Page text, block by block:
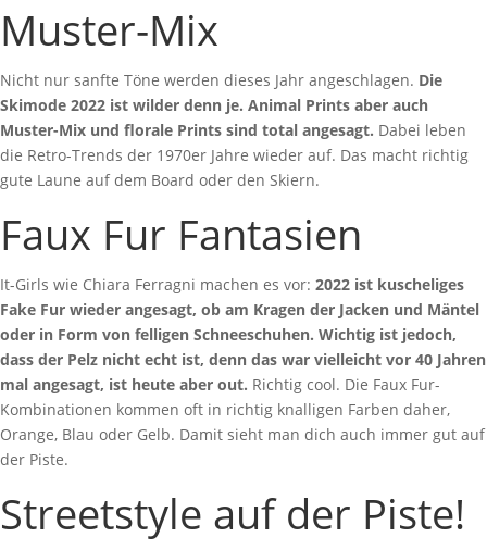
Muster-Mix
Nicht nur sanfte Töne werden dieses Jahr angeschlagen. Die
Skimode 2022 ist wilder denn je. Animal Prints aber auch
Muster-Mix und florale Prints sind total angesagt. Dabei leben
die Retro-Trends der 1970er Jahre wieder auf. Das macht richtig
gute Laune auf dem Board oder den Skiern.
Faux Fur Fantasien
It-Girls wie Chiara Ferragni machen es vor: 2022 ist kuscheliges
Fake Fur wieder angesagt, ob am Kragen der Jacken und Mäntel
oder in Form von felligen Schneeschuhen. Wichtig ist jedoch,
dass der Pelz nicht echt ist, denn das war vielleicht vor 40 Jahren
mal angesagt, ist heute aber out. Richtig cool. Die Faux Fur-
Kombinationen kommen oft in richtig knalligen Farben daher,
Orange, Blau oder Gelb. Damit sieht man dich auch immer gut auf
der Piste.
Streetstyle auf der Piste!